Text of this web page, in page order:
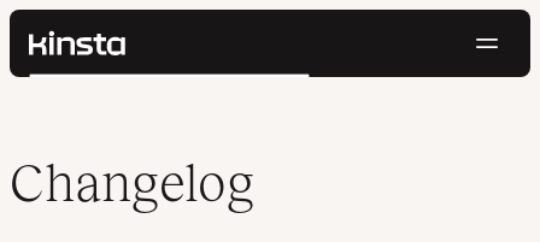
Kinsta®
Recursos
Contacto
Buscar
Changelog